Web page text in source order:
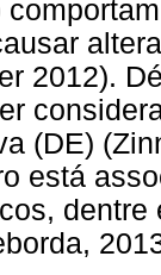
2012).
(DE)
está